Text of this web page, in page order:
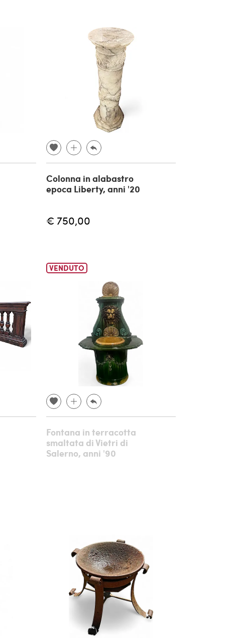
Colonna in alabastro
epoca Liberty, anni '20
€ 750,00
VENDUTO
Fontana in terracotta
smaltata di Vietri di
Salerno, anni '90